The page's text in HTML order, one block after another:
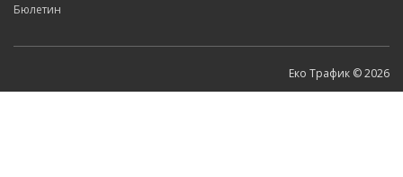
Бюлетин
Еко Трафик © 2026